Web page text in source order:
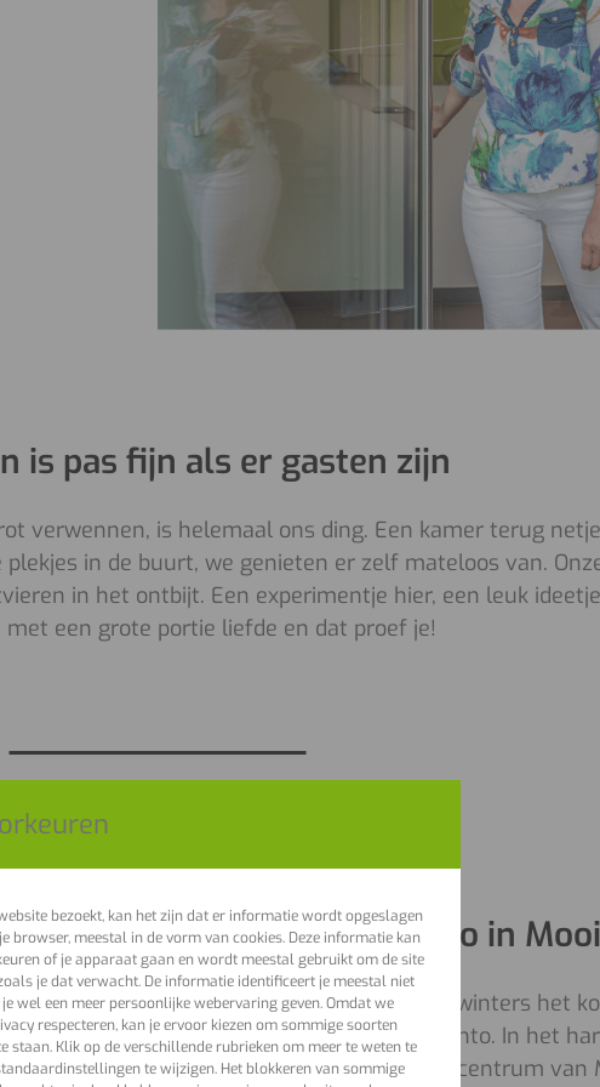
is pas fijn als er gasten zijn
verwennen, is helemaal ons ding. Een kamer terug
in de buurt, we genieten er zelf mateloos van.
in het ontbijt. Een experimentje hier, een leuk
met een grote portie liefde en dat proef je!
Molmento in
Daar waar de winters het
vind je Molmento. In het
3 km van het centrum van
bezoekt, kan het zijn dat er informatie wordt opgeslagen
browser, meestal in de vorm van cookies. Deze informatie kan
of je apparaat gaan en wordt meestal gebruikt om de site
je dat verwacht. De informatie identificeert je meestal niet
wel een meer persoonlijke webervaring geven. Omdat we
respecteren, kan je ervoor kiezen om sommige soorten
staan. Klik op de verschillende rubrieken om meer te weten te
te wijzigen. Het blokkeren van sommige